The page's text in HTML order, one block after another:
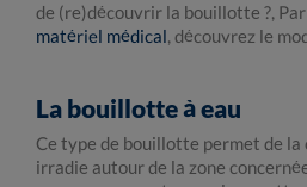
de (re)découvrir la bouillotte ?,
matériel médical, découvrez le
La bouillotte à eau
Ce type de bouillotte permet de la
irradie autour de la zone